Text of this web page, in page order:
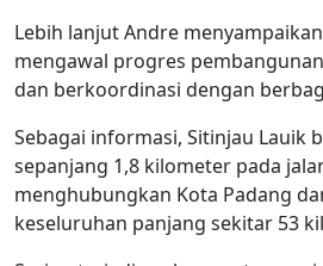
Lebih lanjut Andre
mengawal progres
dan berkoordinasi dengan
Sebagai informasi, Sitinjau Lauik
sepanjang 1,8 kilometer pada
menghubungkan Kota Padang
keseluruhan panjang sekitar 53